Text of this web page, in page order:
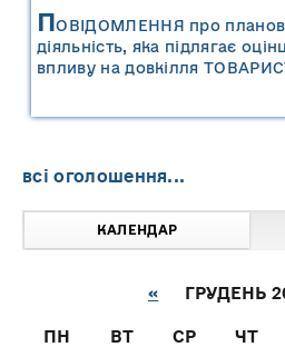
ПОВІДОМЛЕННЯ про
діяльність, яка підлягає
впливу на довкілля
всі оголошення...
КАЛЕНДАР
« ГРУДЕНЬ
ПН ВТ СР ЧТ